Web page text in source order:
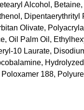
Alcohol,
Dipentaerythrityl
Olivate,
Oil Palm Oil,
10 Laurate,
188,